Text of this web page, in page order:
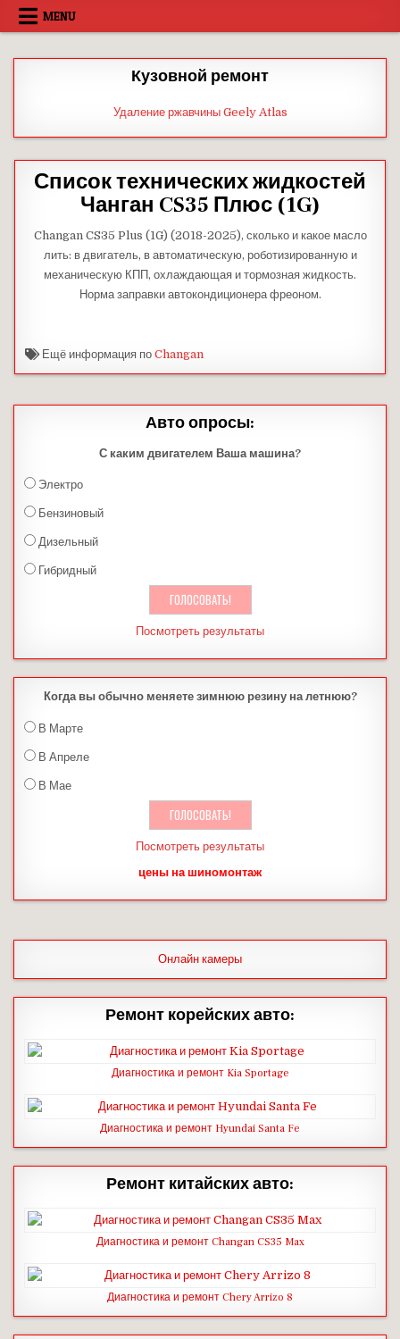
Skip
MENU
Кузовной ремонт
Удаление ржавчины Geely Atlas
Список технических жидкостей
Чанган CS35 Плюс (1G)
Changan CS35 Plus (1G) (2018-2025), сколько и какое масло
лить: в двигатель, в автоматическую, роботизированную и
механическую КПП, охлаждающая и тормозная жидкость.
Норма заправки автокондиционера фреоном.
Ещё информация поChangan
Авто опросы:
С каким двигателем Ваша машина?
Электро
Бензиновый
Дизельный
Гибридный
Посмотреть результаты
Когда вы обычно меняете зимнюю резину на летнюю?
В Марте
В Апреле
В Мае
Посмотреть результаты
цены на шиномонтаж
Онлайн камеры
Ремонт корейских авто:
Диагностика и ремонт Kia Sportage
Диагностика и ремонт Hyundai Santa Fe
Ремонт китайских авто:
Диагностика и ремонт Changan CS35 Max
Диагностика и ремонт Chery Arrizo 8